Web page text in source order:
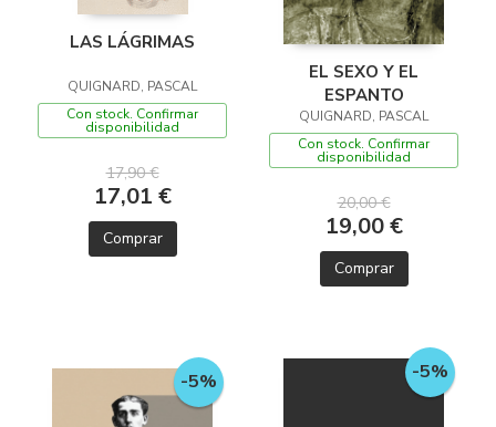
LAS LÁGRIMAS
QUIGNARD, PASCAL
Con stock. Confirmar
disponibilidad
17,90 €
17,01 €
Comprar
EL SEXO Y EL
ESPANTO
QUIGNARD, PASCAL
Con stock. Confirmar
disponibilidad
20,00 €
19,00 €
Comprar
-5% -5%